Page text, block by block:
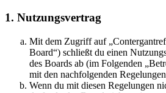
1. Nutzungsvertrag
Mit dem Zugriff auf
Board“) schließt du einen
des Boards ab (im Folgenden
mit den nachfolgenden
Wenn du mit diesen Regelungen